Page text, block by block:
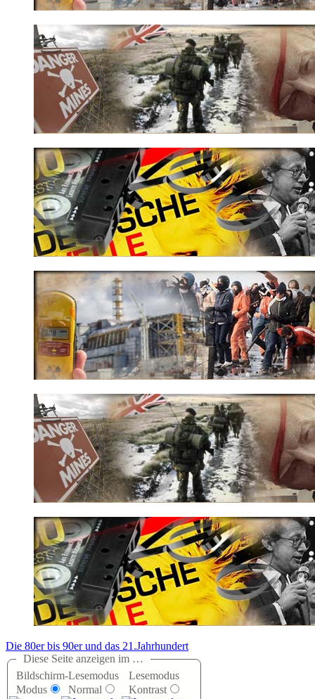
Die 80er bis 90er und das 21.Jahrhundert
Diese Seite anzeigen im …
Bildschirm-
Modus
Lesemodus
Normal
Lesemodus
Kontrast